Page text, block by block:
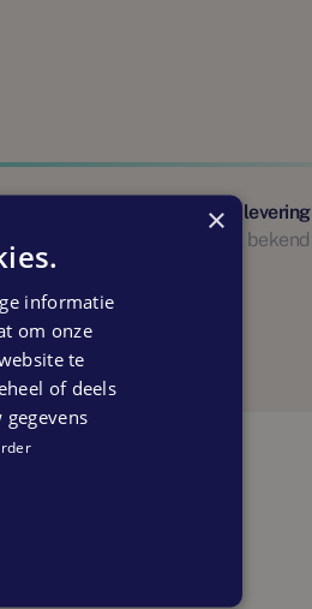
Start oplevering
Nog niet bekend
×
informatie
om onze
te
of deels